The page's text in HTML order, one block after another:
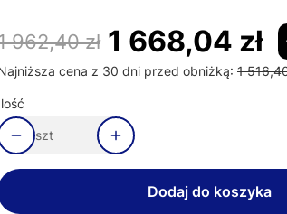
962,40 zł 1 668,04 zł
cena z 30 dni przed obniżką: 1
szt
Dodaj do koszyka